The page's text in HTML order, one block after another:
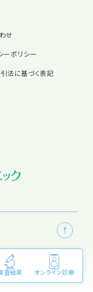
せ
ーポリシー
法に基づく表記
査結果 オンライン診療